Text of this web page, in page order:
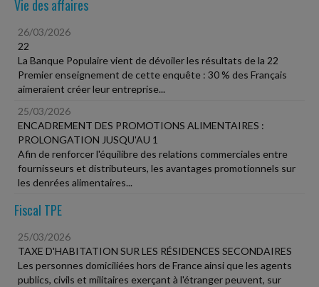
Vie des affaires
26/03/2026
22
La Banque Populaire vient de dévoiler les résultats de la 22
Premier enseignement de cette enquête : 30 % des Français
aimeraient créer leur entreprise...
25/03/2026
ENCADREMENT DES PROMOTIONS ALIMENTAIRES :
PROLONGATION JUSQU'AU 1
Afin de renforcer l'équilibre des relations commerciales entre
fournisseurs et distributeurs, les avantages promotionnels sur
les denrées alimentaires...
Fiscal TPE
25/03/2026
TAXE D'HABITATION SUR LES RÉSIDENCES SECONDAIRES
Les personnes domiciliées hors de France ainsi que les agents
publics, civils et militaires exerçant à l'étranger peuvent, sur